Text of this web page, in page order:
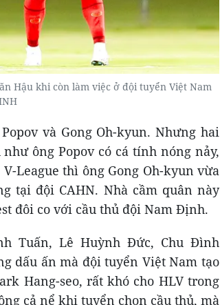
Hậu khi còn làm việc ở đội tuyển Việt Nam
và Gong Oh-kyun. Nhưng hai
ông Popov có cá tính nóng nảy,
League thì ông Gong Oh-kyun vừa
tại đội CAHN. Nhà cầm quân này
đôi co với cầu thủ đội Nam Định.
Tuấn, Lê Huỳnh Đức, Chu Đình
dấu ấn mà đội tuyển Việt Nam tạo
Hang-seo, rất khó cho HLV trong
cả nể khi tuyển chọn cầu thủ, mà